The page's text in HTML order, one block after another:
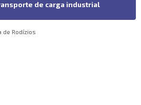
de carga industrial